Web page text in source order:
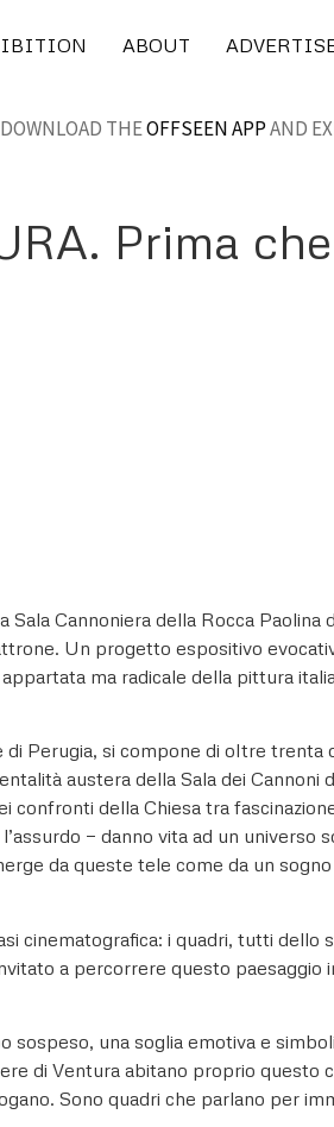
ABOUT
DOWNLOAD THEOFFSEEN APPAND
Prima
Cannoniera della Rocca
Un progetto espositivo
ma radicale della pittura
Perugia, si compone di oltre
austera della Sala dei
della Chiesa tra
— danno vita ad un
da queste tele come da un
cinematografica: i quadri, tutti
a percorrere questo
una soglia emotiva e
di Ventura abitano proprio questo
Sono quadri che parlano per